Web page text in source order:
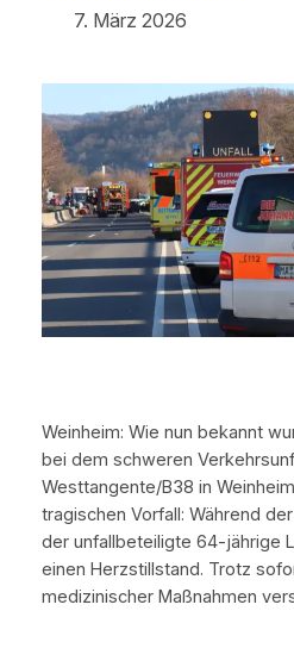
7. März 2026
Weinheim: Wie nun bekannt
bei dem schweren
Westtangente/B38 in
tragischen Vorfall: Während
der unfallbeteiligte 64-jährige
einen Herzstillstand. Trotz
medizinischer Maßnahmen